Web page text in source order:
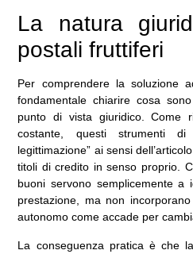
La natura
postali fruttiferi
Per comprendere la soluzione
fondamentale chiarire cosa
punto di vista giuridico. Come
costante, questi strumenti
legittimazione” ai sensi
titoli di credito in senso proprio.
buoni servono semplicemente a
prestazione, ma non
autonomo come accade per
La conseguenza pratica è che